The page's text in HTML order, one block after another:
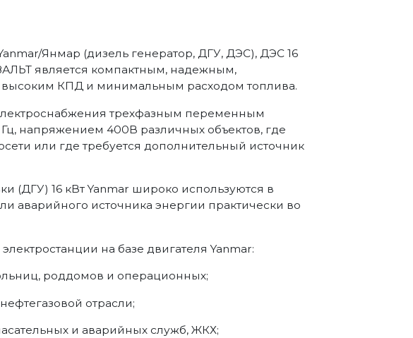
Янмар (дизель генератор, ДГУ, ДЭС), ДЭС 16
является компактным, надежным,
КПД и минимальным расходом топлива.
трехфазным переменным
напряжением 400В различных объектов, где
или где требуется дополнительный источник
(ДГУ) 16 кВт Yanmar широко используются в
аварийного источника энергии практически во
на базе двигателя Yanmar:
роддомов и операционных;
отрасли;
и аварийных служб, ЖКХ;